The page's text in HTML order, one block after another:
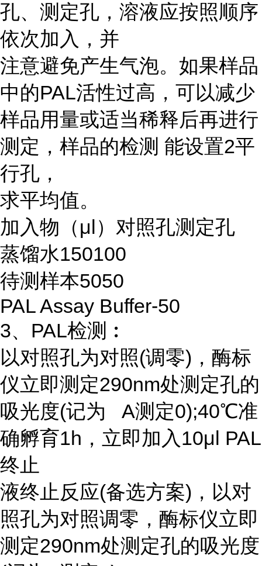
孔、测定孔，溶液应按照顺序
依次加入，并
注意避免产生气泡。如果样品
中的PAL活性过高，可以减少
样品用量或适当稀释后再进行
测定，样品的检测 能设置2平
行孔，
求平均值。
加入物（μl）对照孔测定孔
蒸馏水150100
待测样本5050
PAL Assay Buffer-50
3、PAL检测︰
以对照孔为对照(调零)，酶标
仪立即测定290nm处测定孔的
吸光度(记为 A测定0);40℃准
确孵育1h，立即加入10μl PAL
终止
液终止反应(备选方案)，以对
照孔为对照调零，酶标仪立即
测定290nm处测定孔的吸光度